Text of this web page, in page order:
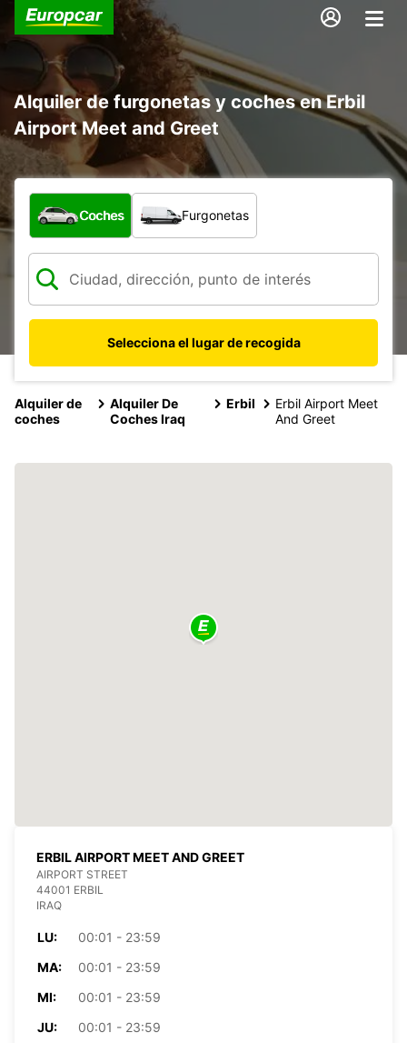
Alquiler de furgonetas y coches en Erbil
Airport Meet and Greet
¿Qué tipo de vehículo?
Coches Furgonetas
Selecciona el lugar de recogida
Alquiler de
coches
Alquiler De
Coches Iraq
Erbil
Erbil Airport Meet
And Greet
ERBIL AIRPORT MEET AND GREET
AIRPORT STREET
44001 ERBIL
IRAQ
LU:
00:01 - 23:59
MA:
00:01 - 23:59
MI:
00:01 - 23:59
JU:
00:01 - 23:59